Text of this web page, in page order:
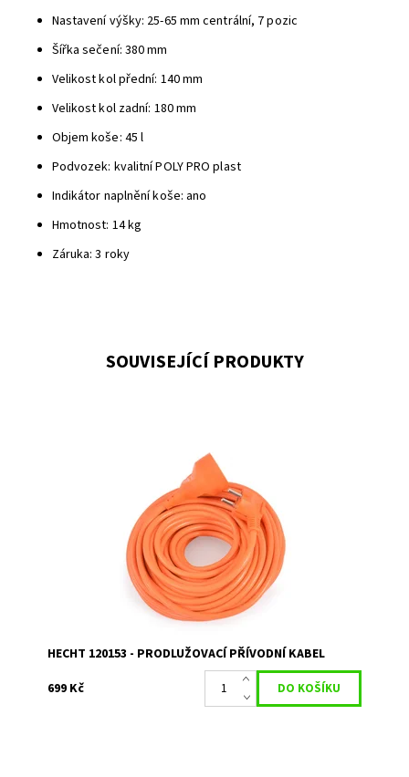
Nastavení výšky: 25-65 mm centrální, 7 pozic
Šířka sečení: 380 mm
Velikost kol přední: 140 mm
Velikost kol zadní: 180 mm
Objem koše: 45 l
Podvozek: kvalitní POLY PRO plast
Indikátor naplnění koše: ano
Hmotnost: 14 kg
Záruka: 3 roky
SOUVISEJÍCÍ PRODUKTY
Prodlužovací kabel 20 m. Průřez vodiče 3 x1,5 mm
Skladem 1
1750
HECHT
2 roky
HECHT 120153 - PRODLUŽOVACÍ PŘÍVODNÍ KABEL
699 Kč